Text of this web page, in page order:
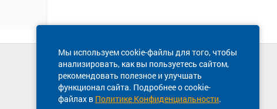
Мы используем cookie-файлы для того, чтобы
анализировать, как вы пользуетесь сайтом,
рекомендовать полезное и улучшать
функционал сайта. Подробнее о cookie-
файлах в Политике Конфиденциальности.
Техническая поддержка сайта
8 800 600-03-38